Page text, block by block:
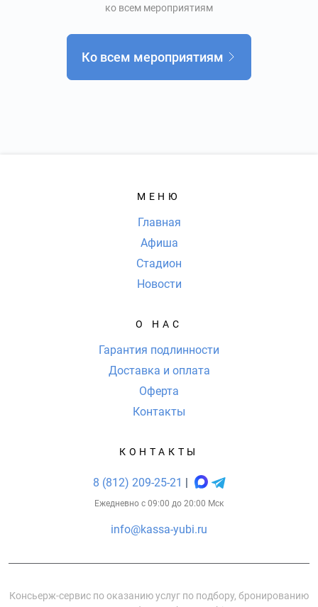
ко всем мероприятиям
Ко всем мероприятиям
МЕНЮ
Главная
Афиша
Стадион
Новости
О НАС
Гарантия подлинности
Доставка и оплата
Оферта
Контакты
КОНТАКТЫ
8 (812) 209-25-21 |
Ежедневно с 09:00 до 20:00 Мск
info@kassa-yubi.ru
Консьерж-сервис по оказанию услуг по подбору, бронированию